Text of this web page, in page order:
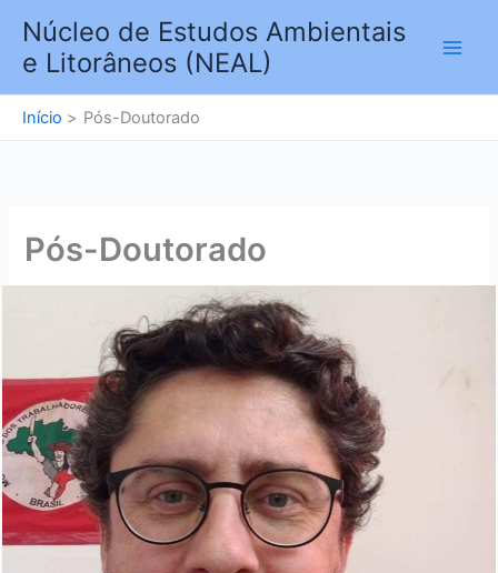
para
conteúdo
Núcleo de Estudos Ambientais
e Litorâneos (NEAL)
Início Pós-Doutorado
Pós-Doutorado